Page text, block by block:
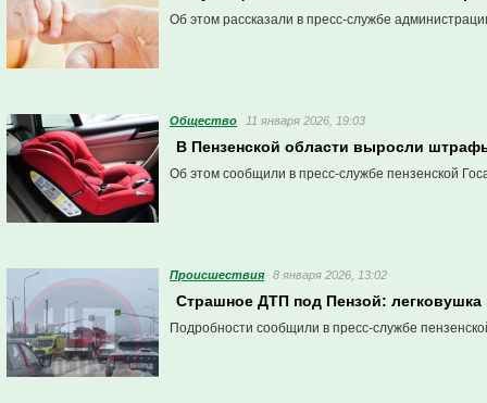
Об этом рассказали в пресс-службе
Общество 11 января 2026, 19:03
В Пензенской области выросли
Об этом сообщили в пресс-службе пензенской
Проиcшествия 8 января 2026, 13:02
Страшное ДТП под Пензой: легковушка
Подробности сообщили в пресс-службе